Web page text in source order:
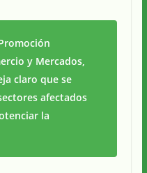
y Mercados,
claro que se
afectados
la